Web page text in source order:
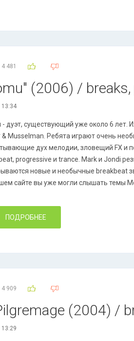
4 481
(2006) /
13:34
- дуэт, существующий уже около 6 лет.
& Musselman. Ребята играют очень
дух мелодии, зловещий FX и
progressive и trance. Mark и Jondi
новые и необычные breakbeat
сайте вы уже могли слышать темы
ПОДРОБНЕЕ
4 909
(2004) /
13:29